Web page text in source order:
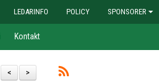
LEDARINFO POLICY SPONSORER
Kontakt
>
<